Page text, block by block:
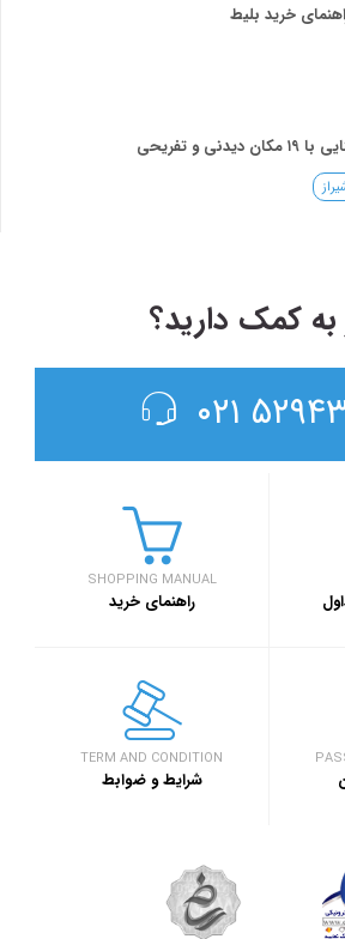
و تفریحی
به کمک دارید؟
۰۲۱
SHOPPING MANUAL
راهنمای خرید
TERM AND CONDITION
شرایط و ضوابط